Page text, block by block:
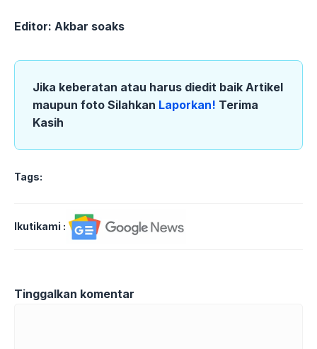
Editor: Akbar soaks
Jika keberatan atau harus diedit baik Artikel
maupun foto Silahkan Laporkan! Terima
Kasih
Tags:
Ikutikami :
Tinggalkan komentar